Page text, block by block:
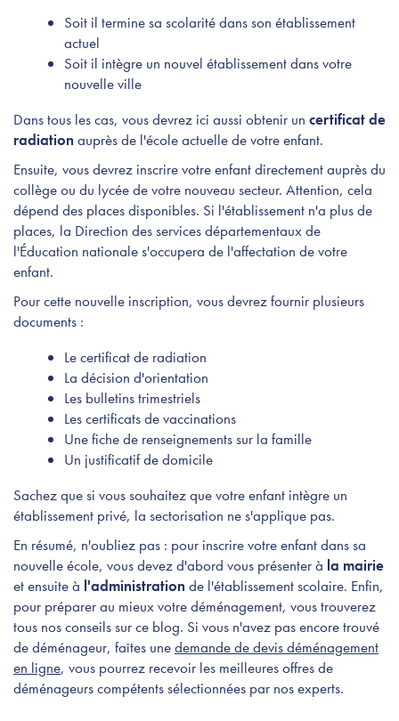
Soit il termine sa scolarité dans son établissement
actuel
Soit il intègre un nouvel établissement dans votre
nouvelle ville
Dans tous les cas, vous devrez ici aussi obtenir un certificat de
radiation auprès de l'école actuelle de votre enfant.
Ensuite, vous devrez inscrire votre enfant directement auprès du
collège ou du lycée de votre nouveau secteur. Attention, cela
dépend des places disponibles. Si l'établissement n'a plus de
places, la Direction des services départementaux de
l'Éducation nationale s'occupera de l'affectation de votre
enfant.
Pour cette nouvelle inscription, vous devrez fournir plusieurs
documents :
Le certificat de radiation
La décision d'orientation
Les bulletins trimestriels
Les certificats de vaccinations
Une fiche de renseignements sur la famille
Un justificatif de domicile
Sachez que si vous souhaitez que votre enfant intègre un
établissement privé, la sectorisation ne s'applique pas.
En résumé, n'oubliez pas : pour inscrire votre enfant dans sa
nouvelle école, vous devez d'abord vous présenter à la mairie
et ensuite à l'administration de l'établissement scolaire. Enfin,
pour préparer au mieux votre déménagement, vous trouverez
tous nos conseils sur ce blog. Si vous n'avez pas encore trouvé
de déménageur, faîtes unedemande de devis déménagement
en ligne, vous pourrez recevoir les meilleures offres de
déménageurs compétents sélectionnées par nos experts.